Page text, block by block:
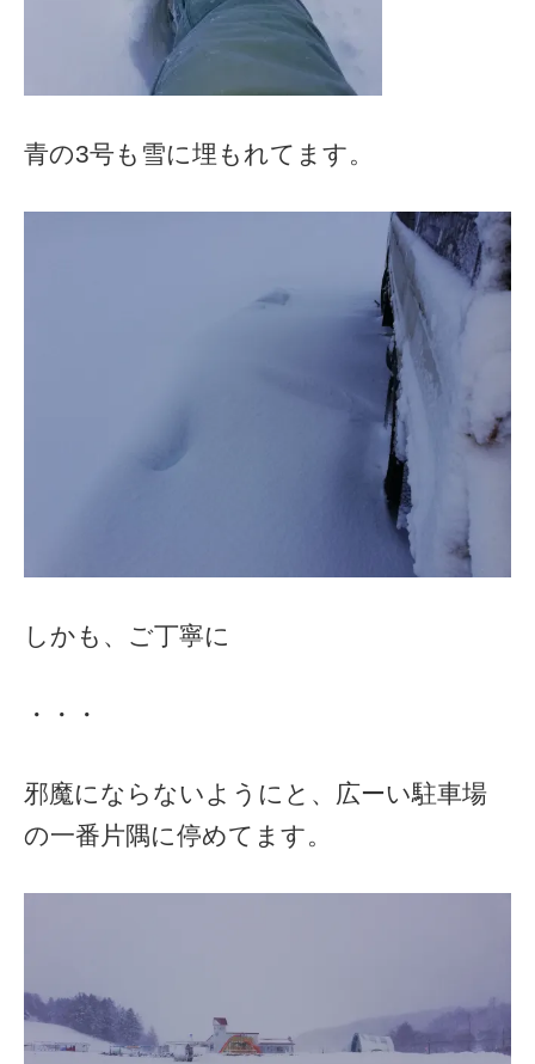
青の3号も雪に埋もれてます。
しかも、ご丁寧に
・・・
邪魔にならないようにと、広ーい駐車場
の一番片隅に停めてます。